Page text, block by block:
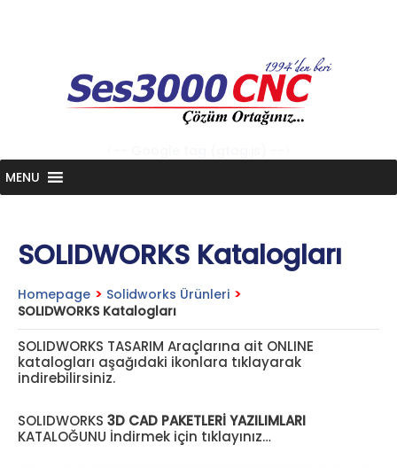
content
MENU
SOLIDWORKS Katalogları
Homepage > Solidworks Ürünleri >
SOLIDWORKS Katalogları
SOLIDWORKS TASARIM Araçlarına ait ONLINE
katalogları aşağıdaki ikonlara tıklayarak
indirebilirsiniz.
SOLIDWORKS 3D CAD PAKETLERİ YAZILIMLARI
KATALOĞUNU İndirmek için tıklayınız…